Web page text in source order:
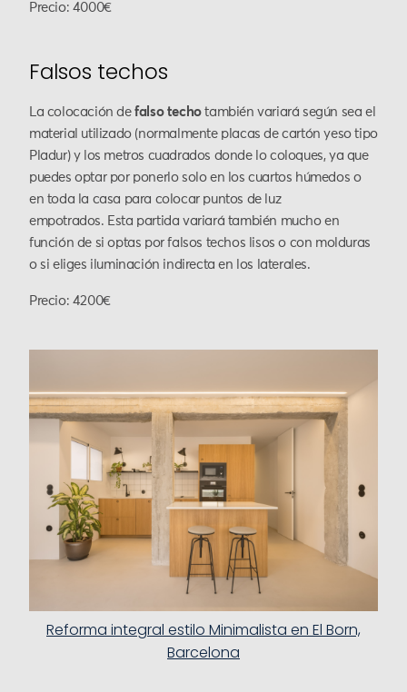
Precio: 4000€
Falsos techos
La colocación defalso techotambién variará según sea el
material utilizado (normalmente placas de cartón yeso tipo
Pladur) y los metros cuadrados donde lo coloques, ya que
puedes optar por ponerlo solo en los cuartos húmedos o
en toda la casa para colocar puntos de luz
empotrados. Esta partida variará también mucho en
función de si optas por falsos techos lisos o con molduras
o si eliges iluminación indirecta en los laterales.
Precio: 4200€
Reforma integral estilo Minimalista en El Born,
Barcelona